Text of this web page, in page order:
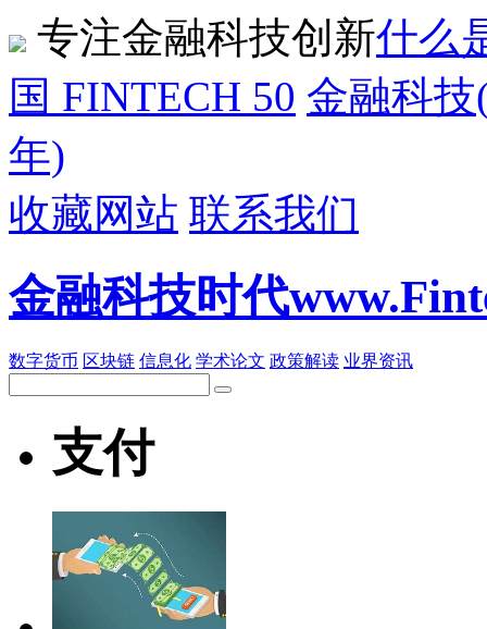
专注金融科技创新什么
国 FINTECH 50 金融科技
年)
收藏网站 联系我们
金融科技时代
数字货币 区块链 信息化 学术论文 政策解读 业界资讯
支付